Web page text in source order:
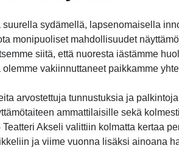
suurella sydämellä, lapsenomaisella
monipuoliset mahdollisuudet
siitä, että nuoresta iästämme
vakiinnuttaneet paikkamme
arvostettuja tunnustuksia ja
ammattilaisille sekä
Akseli valittiin kolmatta kertaa
ja viime vuonna lisäksi ainoana